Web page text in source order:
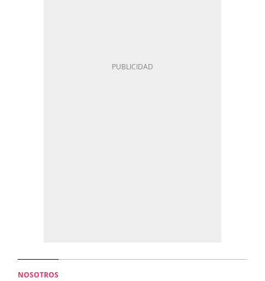
NOSOTROS